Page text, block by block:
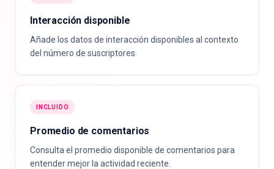
Interacción disponible
Añade los datos de interacción disponibles al contexto
del número de suscriptores.
INCLUIDO
Promedio de comentarios
Consulta el promedio disponible de comentarios para
entender mejor la actividad reciente.